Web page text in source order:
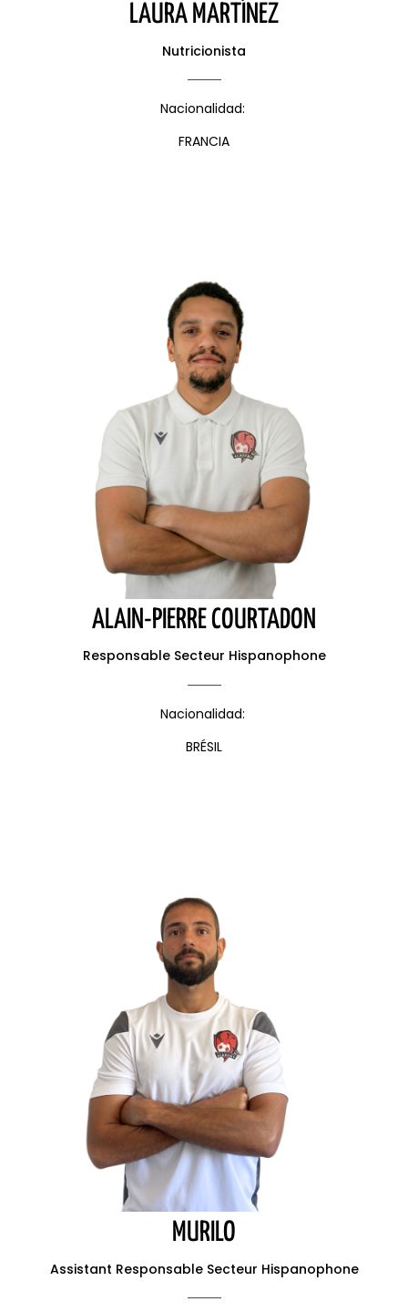
LAURA MARTÍNEZ
Nutricionista
Nacionalidad:
FRANCIA
ALAIN-PIERRE COURTADON
Responsable Secteur Hispanophone
Nacionalidad:
BRÉSIL
MURILO
Assistant Responsable Secteur Hispanophone